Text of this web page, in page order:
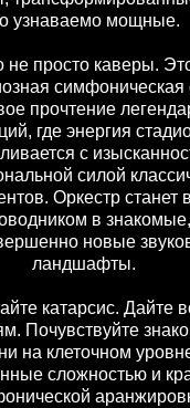
узнаваемо мощные.
не просто каверы.
симфоническая
прочтение
где энергия
с
силой
Оркестр станет
в знакомые,
новые
ландшафты.
катарсис. Дайте
Почувствуйте
на клеточном
сложностью и